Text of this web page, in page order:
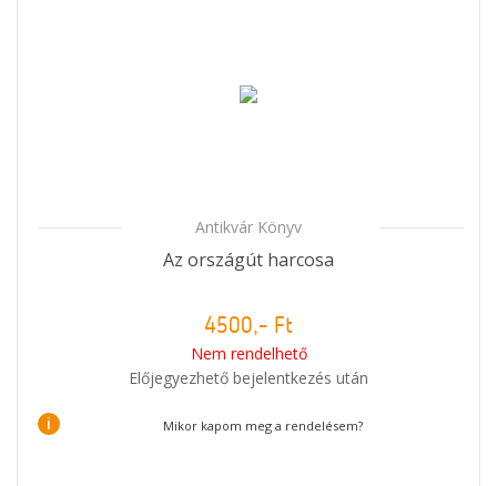
Antikvár Könyv
Az országút harcosa
4500,- Ft
Nem rendelhető
Előjegyezhető bejelentkezés után
i Mikor kapom meg a rendelésem?